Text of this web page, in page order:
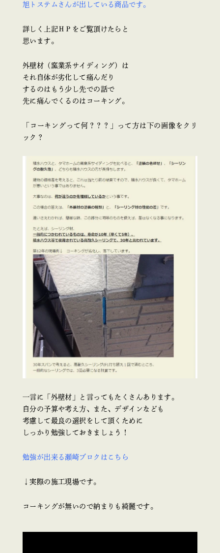
旭トステムさんが出している商品です。
詳しく上記ＨＰをご覧頂けたらと
思います。
外壁材（窯業系サイディング）は
それ自体が劣化して痛んだり
するのはもう少し先での話で
先に痛んでくるのはコーキング。
「コーキングって何？？？」って方は下の画像をクリ
ック？
一言に「外壁材」と言ってもたくさんあります。
自分の予算や考え方、また、デザインなども
考慮して最良の選択をして頂くために
しっかり勉強しておきましょう！
勉強が出来る瀬崎ブロクはこちら
↓実際の施工現場です。
コーキングが無いので納まりも綺麗です。